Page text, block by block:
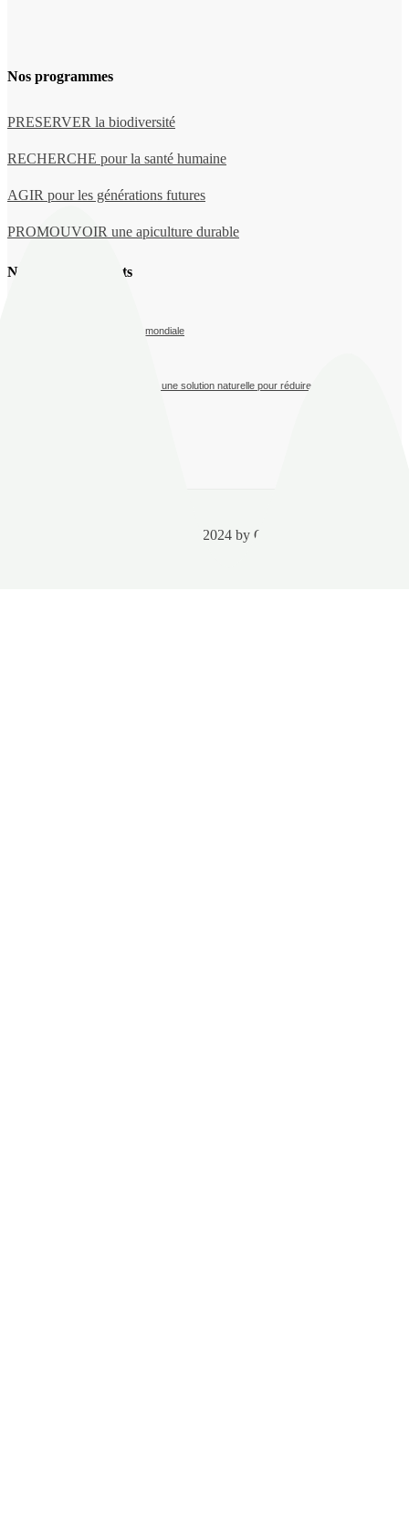
Nos programmes
PRESERVER la biodiversité
RECHERCHE pour la santé humaine
AGIR pour les générations futures
PROMOUVOIR une apiculture durable
Nos derniers projets
Constitution d’une propoliteque mondiale
La propolis au service du végétal : une solution naturelle pour réduire les intrants
© Copyright 2024 by OFA